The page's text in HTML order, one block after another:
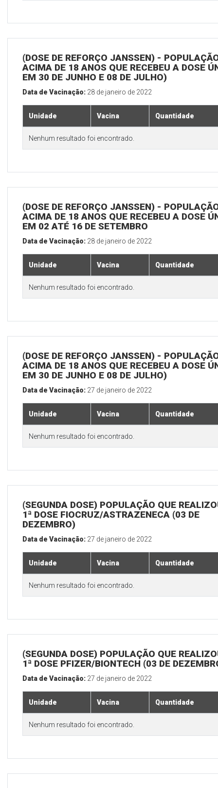
(DOSE DE REFORÇO JANSSEN) -
ACIMA DE 18 ANOS QUE RECEBEU A DOSE
EM 30 DE JUNHO E 08 DE JULHO)
Data de Vacinação: 28 de janeiro de 2022
Unidade Vacina Quantidade
Nenhum resultado foi encontrado.
(DOSE DE REFORÇO JANSSEN) -
ACIMA DE 18 ANOS QUE RECEBEU A DOSE
EM 02 ATÉ 16 DE SETEMBRO
Data de Vacinação: 28 de janeiro de 2022
Unidade Vacina Quantidade
Nenhum resultado foi encontrado.
(DOSE DE REFORÇO JANSSEN) -
ACIMA DE 18 ANOS QUE RECEBEU A DOSE
EM 30 DE JUNHO E 08 DE JULHO)
Data de Vacinação: 27 de janeiro de 2022
Unidade Vacina Quantidade
Nenhum resultado foi encontrado.
(SEGUNDA DOSE) POPULAÇÃO QUE
1ª DOSE FIOCRUZ/ASTRAZENECA (03 DE
DEZEMBRO)
Data de Vacinação: 27 de janeiro de 2022
Unidade Vacina Quantidade
Nenhum resultado foi encontrado.
(SEGUNDA DOSE) POPULAÇÃO QUE
1ª DOSE PFIZER/BIONTECH (03 DE
Data de Vacinação: 27 de janeiro de 2022
Unidade Vacina Quantidade
Nenhum resultado foi encontrado.